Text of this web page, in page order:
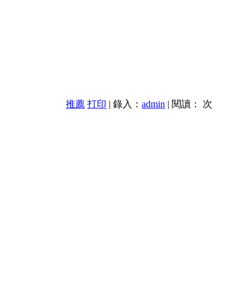
推薦 打印 | 錄入： admin | 閱讀：
次